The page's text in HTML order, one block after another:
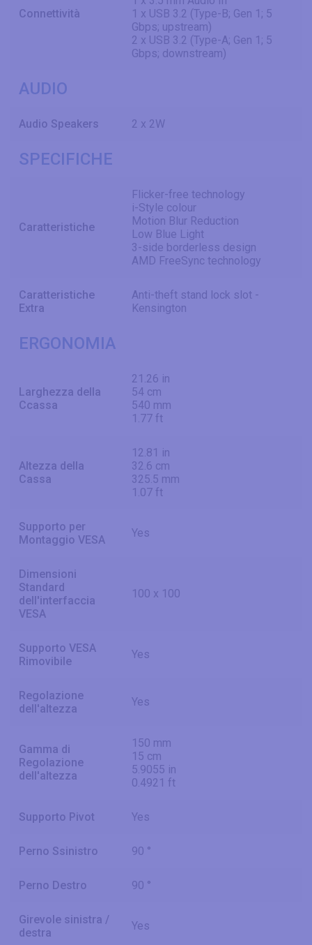
Connettività
1 x USB 3.2 (Type-B; Gen 1; 5
Gbps; upstream)
2 x USB 3.2 (Type-A; Gen 1; 5
Gbps; downstream)
AUDIO
Audio Speakers 2 x 2W
SPECIFICHE
Caratteristiche
Flicker-free technology
i-Style colour
Motion Blur Reduction
Low Blue Light
3-side borderless design
AMD FreeSync technology
Caratteristiche
Extra
Anti-theft stand lock slot -
Kensington
ERGONOMIA
Larghezza della
Ccassa
21.26 in
54 cm
540 mm
1.77 ft
Altezza della
Cassa
12.81 in
32.6 cm
325.5 mm
1.07 ft
Supporto per
Montaggio VESA
Yes
Dimensioni
Standard
dell'interfaccia
VESA
100 x 100
Supporto VESA
Rimovibile
Yes
Regolazione
dell'altezza
Yes
Gamma di
Regolazione
dell'altezza
150 mm
15 cm
5.9055 in
0.4921 ft
Supporto Pivot Yes
Perno Ssinistro 90 °
Perno Destro 90 °
Girevole sinistra /
destra
Yes